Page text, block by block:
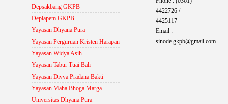
Depsakbang GKPB
Deplapem GKPB
Yayasan Dhyana Pura
Yayasan Perguruan Kristen Harapan
Yayasan Widya Asih
Yayasan Tabur Tuai Bali
Yayasan Divya Pradana Bakti
Yayasan Maha Bhoga Marga
Universitas Dhyana Pura
4422726 /
4425117
Email :
sinode.gkpb@gmail.com